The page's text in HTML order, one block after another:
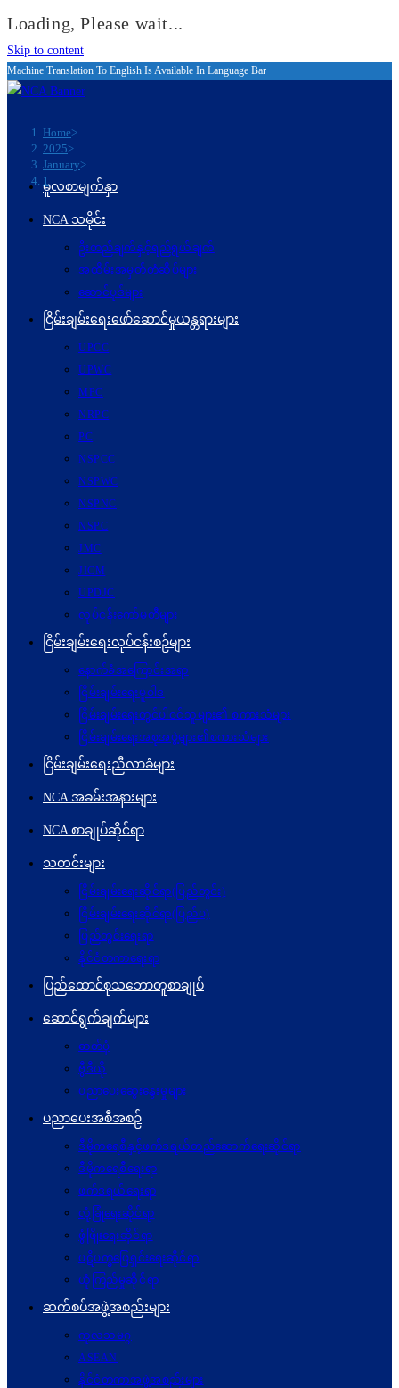
Loading, Please wait...
Skip to content
Machine Translation To English Is Available In Language Bar
Home>
2025>
January>
1
မူလစာမျက်နှာ
NCA သမိုင်း
ဦးတည်ချက်နှင့်ရည်ရွယ်ချက်
အထိမ်းအမှတ်တံဆိပ်များ
ဆောင်ပုဒ်များ
ငြိမ်းချမ်းရေးဖော်‌ဆောင်မှုယန္တရားများ
UPCC
UPWC
MPC
NRPC
PC
NSPCC
NSPWC
NSPNC
NSPC
JMC
JICM
UPDJC
လုပ်ငန်းကော်မတီများ
ငြိမ်းချမ်းရေးလုပ်ငန်းစဉ်များ
နောက်ခံအကြောင်းအရာ
ငြိမ်းချမ်းရေးမူဝါဒ
ငြိမ်းချမ်းရေးတွင်ပါဝင်သူများ၏ စကားသံများ
ငြိမ်းချမ်းရေးအစုအဖွဲ့များ၏စကားသံများ
ငြိမ်းချမ်းရေးညီလာခံများ
NCA အခမ်းအနားများ
NCA စာချုပ်ဆိုင်ရာ
သတင်းများ
ငြိမ်းချမ်းရေးဆိုင်ရာ(ပြည်တွင်း)
ငြိမ်းချမ်းရေးဆိုင်ရာ(ပြည်ပ)
ပြည်တွင်းရေးရာ
နိုင်ငံတကာရေးရာ
ပြည်ထောင်စုသဘောတူစာချုပ်
ဆောင်ရွက်ချက်များ
ဓာတ်ပုံ
ဗွီဒီယို
ပညာပေးဆွေးနွေးမှုများ
ပညာပေးအစီအစဉ်
ဒီမိုကရေစီနှင့်ဖက်ဒရယ်တည်ဆောက်ရေးဆိုင်ရာ
ဒီမိုကရေစီရေးရာ
ဖက်ဒရယ်ရေးရာ
လုံခြုံရေးဆိုင်ရာ
ဖွံဖြိုးရေးဆိုင်ရာ
ပဋိပက္ခ‌ဖြေရှင်းရေးဆိုင်ရာ
ယုံကြည်မှုဆိုင်ရာ
ဆက်စပ်အဖွဲ့အစည်းများ
ကုလသမဂ္ဂ
ASEAN
နိုင်ငံတကာအဖွဲ့အစည်းများ